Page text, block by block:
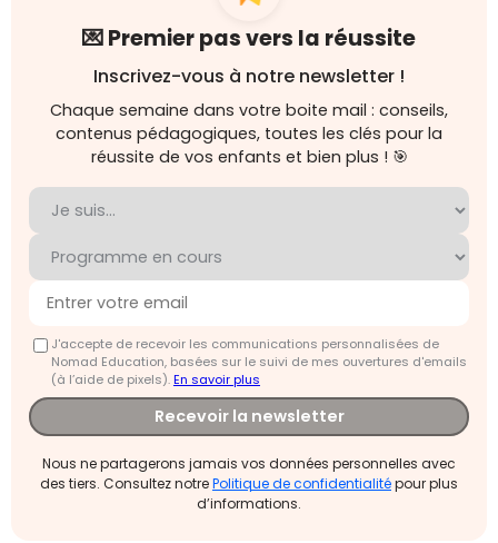
💌 Premier pas vers la réussite
Inscrivez-vous à notre newsletter !
Chaque semaine dans votre boite mail : conseils,
contenus pédagogiques, toutes les clés pour la
réussite de vos enfants et bien plus ! 🎯
J'accepte de recevoir les communications personnalisées de
Nomad Education, basées sur le suivi de mes ouvertures d'emails
(à l’aide de pixels).En savoir plus
Recevoir la newsletter
Nous ne partagerons jamais vos données personnelles avec
des tiers. Consultez notrePolitique de confidentialitépour plus
d’informations.